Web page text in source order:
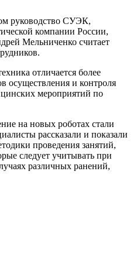
руководство СУЭК,
компании России,
Мельниченко считает
отличается более
осуществления и контроля
мероприятий по
на новых роботах стали
рассказали и показали
проведения занятий,
следует учитывать при
различных ранений,